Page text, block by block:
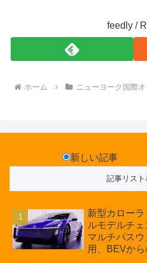
feedly /
ホーム ニューヨーク国際
新しい記事
新型カロー
ルモデルチェ
マルチパス
用、BEVか